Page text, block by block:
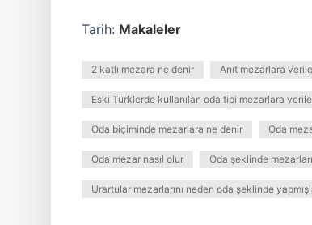
Tarih: Makaleler
2 katlı mezara ne denir Anıt mezarlara
Eski Türklerde kullanılan oda tipi mezarlara
Oda biçiminde mezarlara ne denir Oda
Oda mezar nasıl olur Oda şeklinde
Urartular mezarlarını neden oda şeklinde